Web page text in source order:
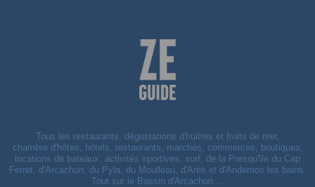
Tous les restaurants, dégustations d'huitres et fruits de mer,
chambre d'hôtes, hôtels, restaurants, marchés, commerces, boutiques,
locations de bateaux, activités sportives, surf, de la Presqu'île du Cap
Ferret, d'Arcachon, du Pyla, du Moulleau, d'Arès et d'Andernos les bains.
Tout sur le Bassin d'Arcachon ...